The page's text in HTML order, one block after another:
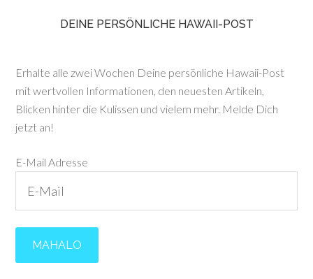
DEINE PERSÖNLICHE HAWAII-POST
Erhalte alle zwei Wochen Deine persönliche Hawaii-Post
mit wertvollen Informationen, den neuesten Artikeln,
Blicken hinter die Kulissen und vielem mehr. Melde Dich
jetzt an!
E-Mail Adresse